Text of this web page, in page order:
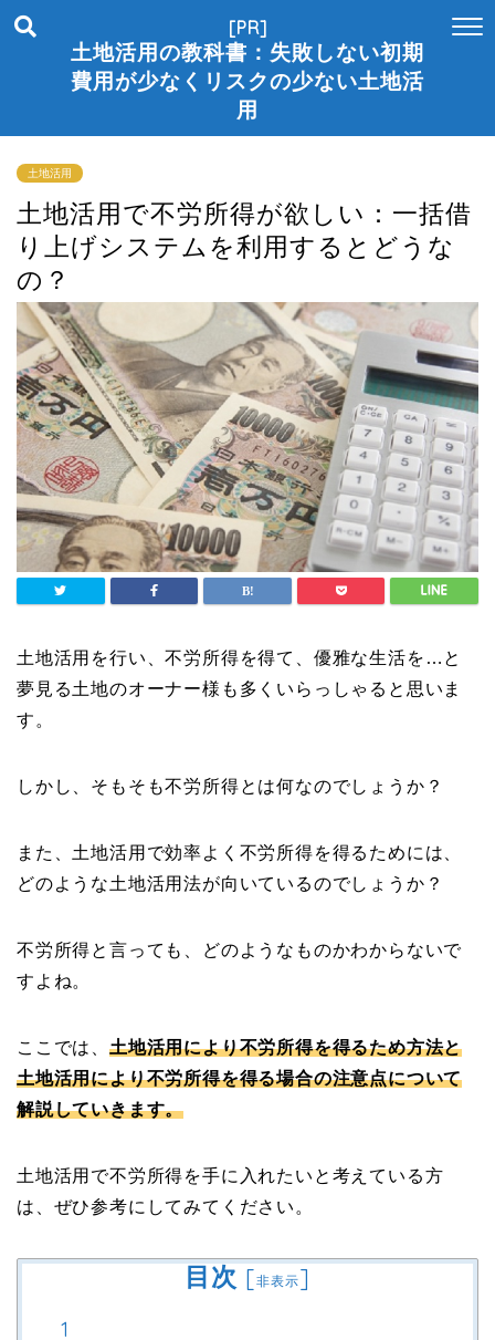
[PR]
土地活用の教科書：失敗しない初期
費用が少なくリスクの少ない土地活
用
土地活用
土地活用で不労所得が欲しい：一括借
り上げシステムを利用するとどうな
の？
土地活用を行い、不労所得を得て、優雅な生活を…と
夢見る土地のオーナー様も多くいらっしゃると思いま
す。
しかし、そもそも不労所得とは何なのでしょうか？
また、土地活用で効率よく不労所得を得るためには、
どのような土地活用法が向いているのでしょうか？
不労所得と言っても、どのようなものかわからないで
すよね。
ここでは 、土地活用により不労所得を得るため方法と
土地活用により不労所得を得る場合の注意点について
解説していきます。
土地活用で不労所得を手に入れたいと考えている方
は、ぜひ参考にしてみてください。
目次 [非表示]